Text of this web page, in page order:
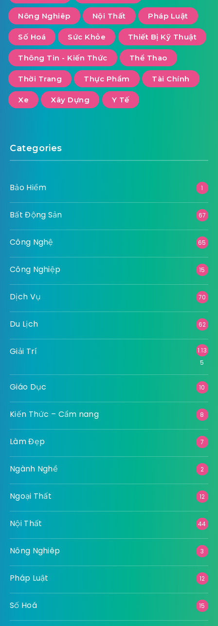
Nông Nghiêp Nội Thất Pháp Luật
Số Hoá Sức Khỏe Thiết Bị Kỹ Thuật
Thông Tin - Kiến Thức Thể Thao
Thời Trang Thực Phẩm Tài Chính
Xe Xây Dựng Y Tế
Categories
Bảo Hiểm 1
Bất Động Sản 67
Công Nghệ 65
Công Nghiệp 15
Dịch Vụ 70
Du Lịch 62
Giải Trí
1.13
5
Giáo Dục 10
Kiến Thức – Cẩm nang 8
Làm Đẹp 7
Ngành Nghề 2
Ngoại Thất 12
Nội Thất 44
Nông Nghiêp 3
Pháp Luật 12
Số Hoá 15